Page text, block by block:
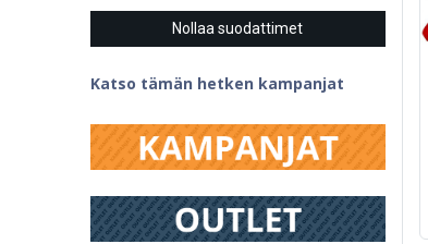
Nollaa suodattimet
Katso tämän hetken kampanjat